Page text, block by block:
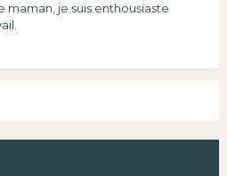
maman, je suis enthousiaste